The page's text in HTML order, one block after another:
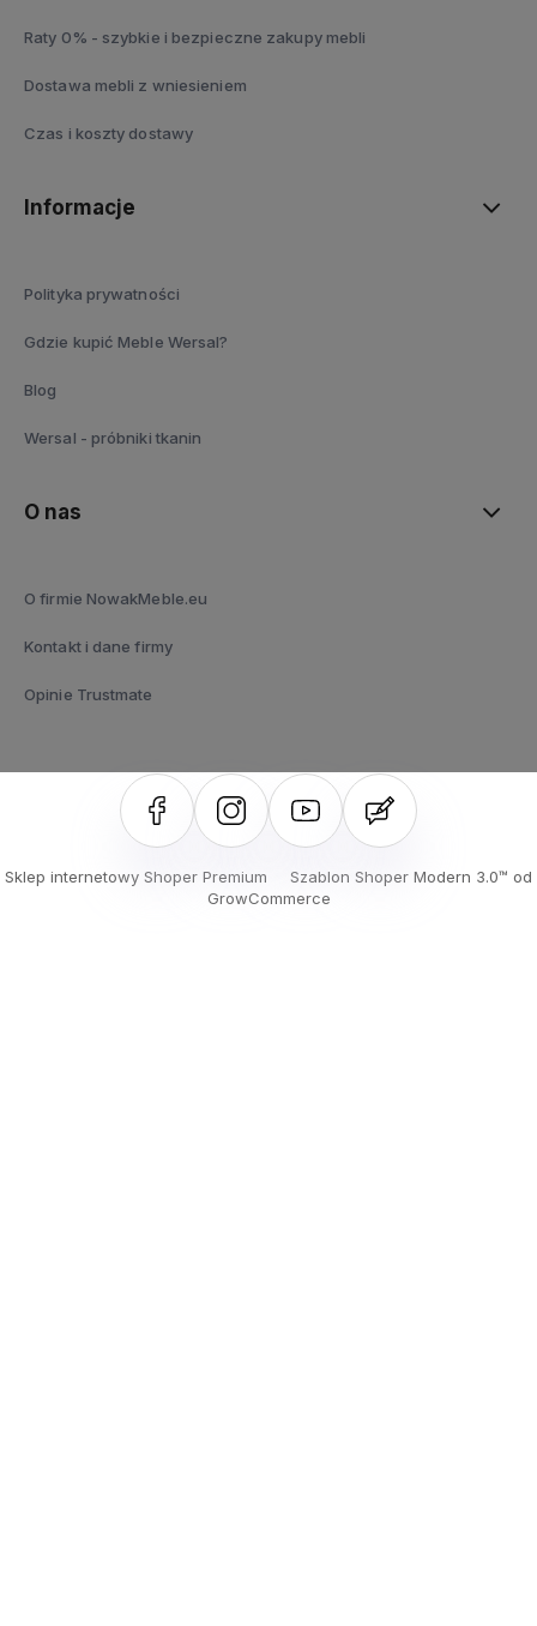
Raty 0% - szybkie i bezpieczne zakupy mebli
Dostawa mebli z wniesieniem
Czas i koszty dostawy
Informacje
Polityka prywatności
Gdzie kupić Meble Wersal?
Blog
Wersal - próbniki tkanin
O nas
O firmie NowakMeble.eu
Kontakt i dane firmy
Opinie Trustmate
Sklep internetowy Shoper Premium Szablon Shoper Modern 3.0™ od
GrowCommerce